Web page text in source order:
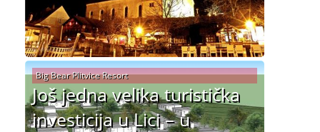
Još jedna velika turistička
investicija u Lici – u
Big Bear Plitvice Resort